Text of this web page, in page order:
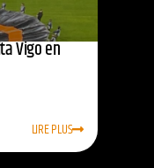
Vigo en
LIRE PLUS